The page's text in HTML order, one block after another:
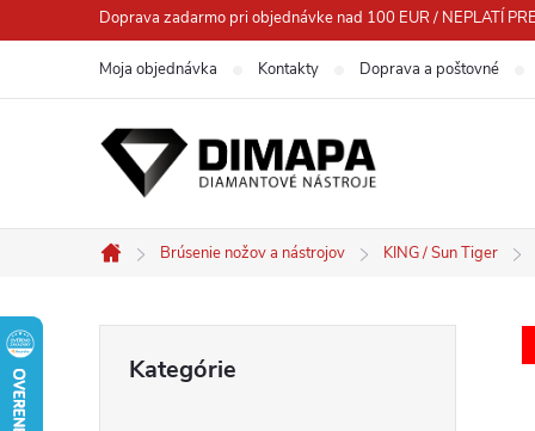
na
Doprava zadarmo pri objednávke nad 100 EUR / NEPLATÍ
Moja objednávka Kontakty Doprava a poštovné
Domov
Brúsenie nožov a nástrojov KING / Sun Tiger
kategórie
Kategórie